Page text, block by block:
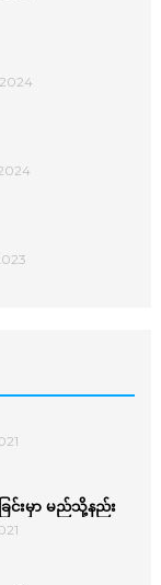
င်းမှာ မည်သို့နည်း